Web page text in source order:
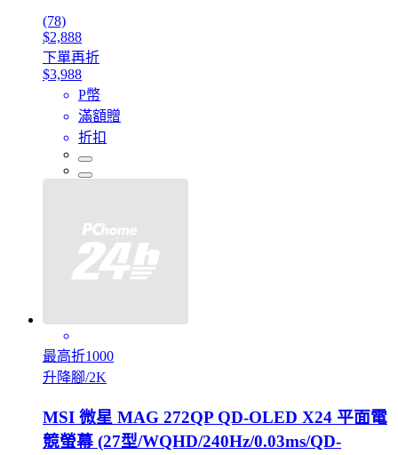
(78)
$2,888
下單再折
$3,988
P幣
滿額贈
折扣
最高折1000
升降腳/2K
MSI 微星 MAG 272QP QD-OLED X24 平面電
競螢幕 (27型/WQHD/240Hz/0.03ms/QD-